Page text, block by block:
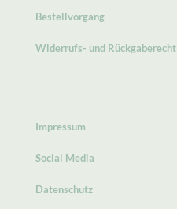
Bestellvorgang
Widerrufs- und Rückgaberecht
Impressum
Social Media
Datenschutz